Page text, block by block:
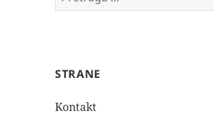
za:
STRANE
Kontakt